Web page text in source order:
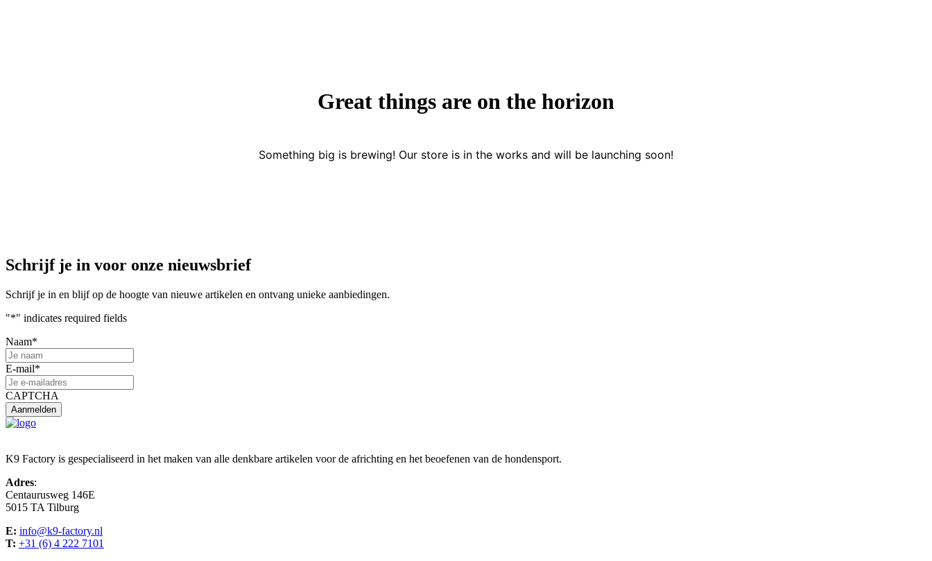
Great things are on the horizon
Something big is brewing! Our store is in the works and will be launching soon!
Schrijf je in voor onze nieuwsbrief
Schrijf je in en blijf op de hoogte van nieuwe artikelen en ontvang unieke aanbiedingen.
"*" indicates required fields
Naam*
E-mail*
CAPTCHA
K9 Factory is gespecialiseerd in het maken van alle denkbare artikelen voor de africhting en het beoefenen van de hondensport.
Adres:
Centaurusweg 146E
5015 TA Tilburg
E: info@k9-factory.nl
T: +31 (6) 4 222 7101